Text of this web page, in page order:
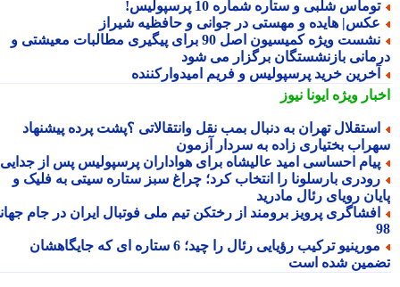
شلبی و ستاره شماره 10 پرسپولیس!
هایده و مهستی در جوانی و حافظیه شیراز
نشست ویژه کمیسیون اصل 90 برای پیگیری مطالبات معیشتی و
بازنشستگان برگزار می شود
خرید پرسپولیس و فریم امیدوارکننده
ویژهایونا نیوز
تهران به دنبال بمب نقل وانتقالاتی ؟پشت پرده پیشنهاد
بختیاری زاده به سردار آزمون
احساسی امید عالیشاه برای هواداران پرسپولیس پس از جدایی
بارسلونا را انتخاب کرد؛ چراغ سبز ستاره سیتی به فلیک و
رویای رئال مادرید
پرویز برومند از رختکن تیم ملی فوتبال ایران در جام جهانی
مورینیو ترکیب رؤیایی رئال را چید؛ 6 ستاره ای که جایگاهشان
شده است